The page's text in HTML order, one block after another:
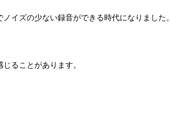
イズの少ない録音ができる時代になりました。
ることがあります。